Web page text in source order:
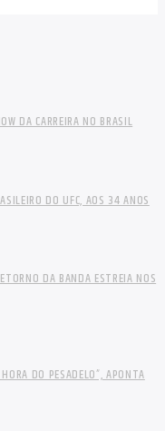
DA CARREIRA NO BRASIL
DO UFC, AOS 34 ANOS
DA BANDA ESTREIA NOS
DO PESADELO”, APONTA